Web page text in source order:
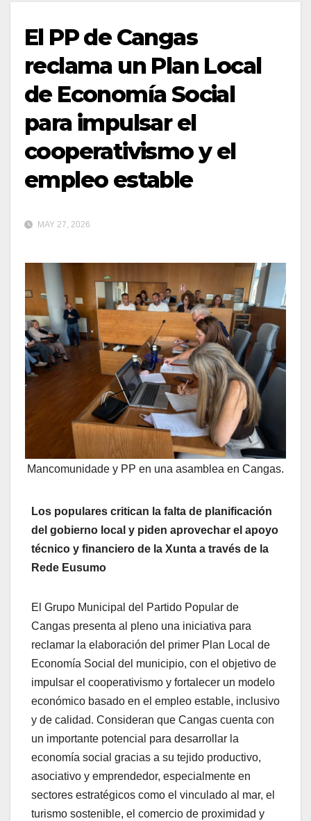
El PP de Cangas
reclama un Plan Local
de Economía Social
para impulsar el
cooperativismo y el
empleo estable
MAY 27, 2026
Mancomunidade y PP en una asamblea en Cangas.
Los populares critican la falta de planificación
del gobierno local y piden aprovechar el apoyo
técnico y financiero de la Xunta a través de la
Rede Eusumo
El Grupo Municipal del Partido Popular de
Cangas presenta al pleno una iniciativa para
reclamar la elaboración del primer Plan Local de
Economía Social del municipio, con el objetivo de
impulsar el cooperativismo y fortalecer un modelo
económico basado en el empleo estable, inclusivo
y de calidad. Consideran que Cangas cuenta con
un importante potencial para desarrollar la
economía social gracias a su tejido productivo,
asociativo y emprendedor, especialmente en
sectores estratégicos como el vinculado al mar, el
turismo sostenible, el comercio de proximidad y